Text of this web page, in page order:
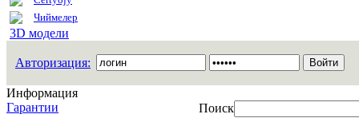
Чиймелер
3D модели
Авторизация:
Информация
Гарантии
Поиск